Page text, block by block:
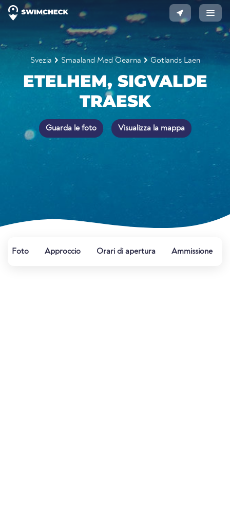
Svezia Smaaland Med Oearna Gotlands Laen
ETELHEM, SIGVALDE
TRAESK
Guarda le foto Visualizza la mappa
Foto Approccio Orari di apertura Ammissione